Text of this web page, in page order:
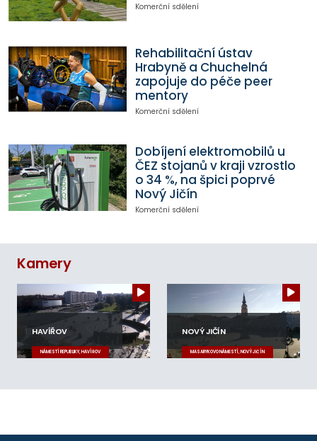
Komerční sdělení
Rehabilitační ústav
Hrabyně a Chuchelná
zapojuje do péče peer
mentory
Komerční sdělení
Dobíjení elektromobilů u
ČEZ stojanů v kraji vzrostlo
o 34 %, na špici poprvé
Nový Jičín
Komerční sdělení
Kamery
HAVÍŘOV
NÁMĚSTÍ REPUBLIKY, HAVÍŘOV
NOVÝ JIČÍN
MASARYKOVO NÁMĚSTÍ, NOVÝ JIČÍN